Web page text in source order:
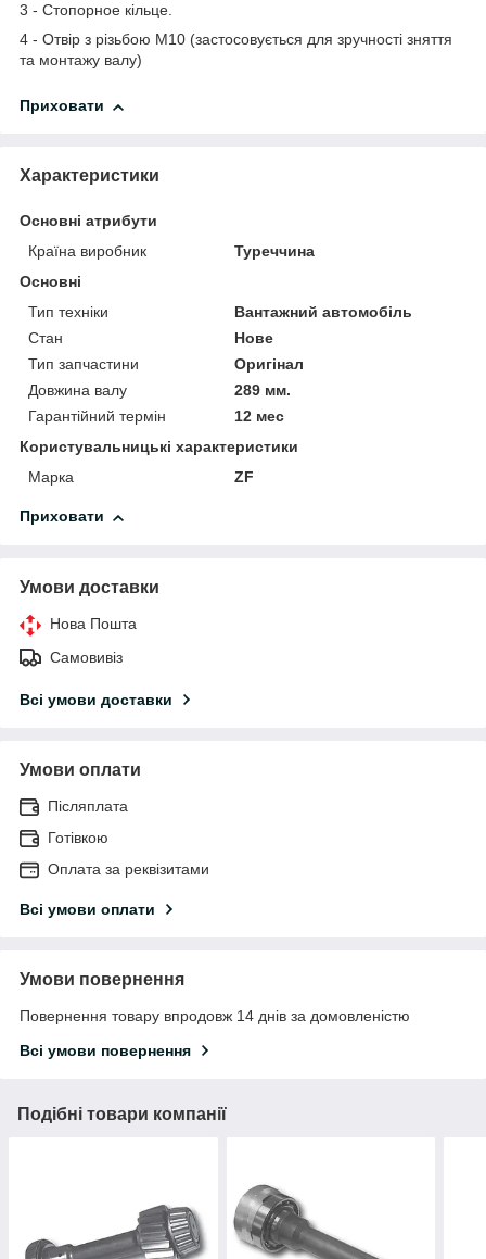
3 - Стопорное кільце.
4 - Отвір з різьбою М10 (застосовується для зручності зняття
та монтажу валу)
Приховати
Характеристики
Основні атрибути
Країна виробник
Туреччина
Основні
Тип техніки
Вантажний автомобіль
Стан
Нове
Тип запчастини
Оригінал
Довжина валу
289 мм.
Гарантійний термін
12 мес
Користувальницькі характеристики
Марка
ZF
Приховати
Умови доставки
Нова Пошта
Самовивіз
Всі умови доставки
Умови оплати
Післяплата
Готівкою
Оплата за реквізитами
Всі умови оплати
Умови повернення
Повернення товару впродовж 14 днів за домовленістю
Всі умови повернення
Подібні товари компанії